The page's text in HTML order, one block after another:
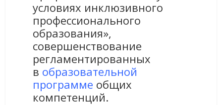
условиях инклюзивного
профессионального
образования»,
совершенствование
регламентированных
в образовательной
программе общих
компетенций.